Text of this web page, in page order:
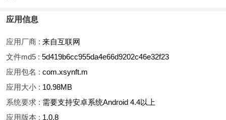
应用信息
应用厂商 : 来自互联网
文件md5 : 5d419b6cc955da4e66d9202c46e32f23
应用包名 : com.xsynft.m
应用大小 : 10.98MB
系统要求 : 需要支持安卓系统Android 4.4以上
应用版本 : 1.0.8